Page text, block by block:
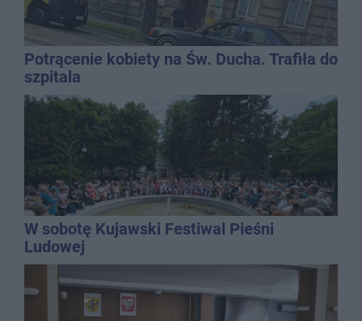
Potrącenie kobiety na Św. Ducha. Trafiła do
szpitala
W sobotę Kujawski Festiwal Pieśni
Ludowej